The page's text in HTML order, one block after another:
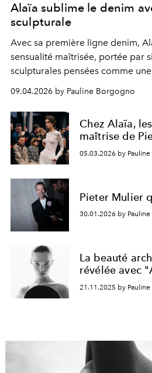
Alaïa sublime le denim
sculpturale
Avec sa première ligne denim,
sensualité maîtrisée, portée par
sculpturales pensées comme
09.04.2026 by Pauline Borgogno
Chez Alaïa,
maîtrise de
05.03.2026 by
Pieter Mulier
30.01.2026 by
La beauté
révélée avec
21.11.2025 by